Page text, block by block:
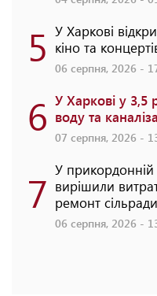
5 У Харкові
кіно та
06 серпня, 2026 -
6 У Харкові у 3,5
воду та
07 серпня, 2026 -
7 У прикордонній
вирішили
ремонт сільради
06 серпня, 2026 -